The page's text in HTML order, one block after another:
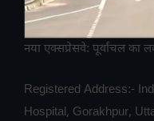
नया एक्सप्रेसवे: पूर्वांचल
Registered Address:-
Hospital, Gorakhpur,